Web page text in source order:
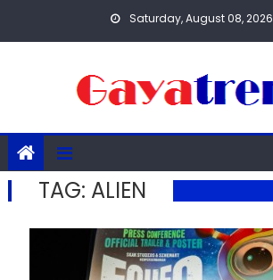
Saturday, August 08, 2026
TAG: ALIEN